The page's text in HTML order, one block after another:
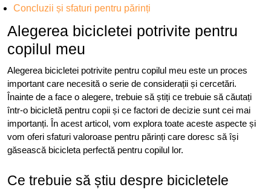
Concluzii și sfaturi pentru părinți
Alegerea bicicletei potrivite pentru
copilul meu
Alegerea bicicletei potrivite pentru copilul meu este un proces
important care necesită o serie de considerații și cercetări.
Înainte de a face o alegere, trebuie să știți ce trebuie să căutați
într-o bicicletă pentru copii și ce factori de decizie sunt cei mai
importanți. În acest articol, vom explora toate aceste aspecte și
vom oferi sfaturi valoroase pentru părinți care doresc să își
găsească bicicleta perfectă pentru copilul lor.
Ce trebuie să știu despre bicicletele